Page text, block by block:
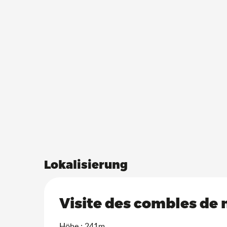
Lokalisierung
Visite des combles de